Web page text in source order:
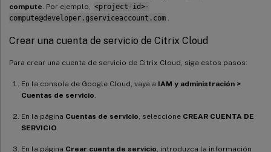
compute . Por ejemplo,
<project-id>-
compute@developer.gserviceaccount.com
Crear una cuenta de servicio de Citrix Cloud
Para crear una cuenta de servicio de Citrix Cloud, siga estos pasos:
En la consola de Google Cloud, vaya a IAM y administración >
Cuentas de servicio
En la página Cuentas de servicio , seleccione CREAR CUENTA DE
SERVICIO
En la página Crear cuenta de servicio , introduzca la información